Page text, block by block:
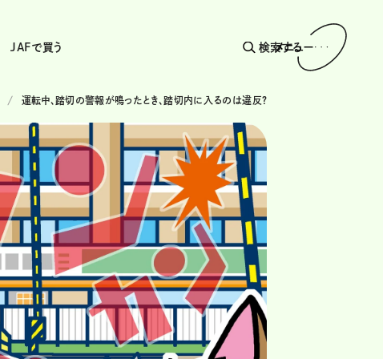
JAFで買う 検索する
メニュー
運転中、踏切の警報が鳴ったとき、踏切内に入るのは違反？